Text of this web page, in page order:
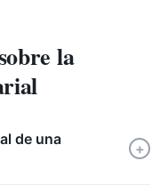
la
de una
+